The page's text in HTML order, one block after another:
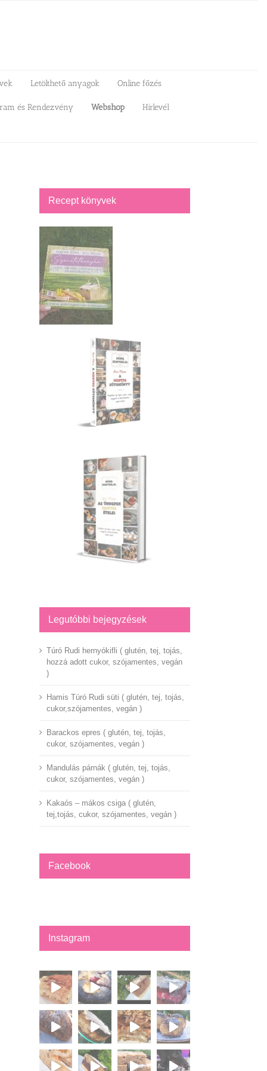
Letölthető anyagok Online főzés
és Rendezvény Webshop Hírlevél
Recept könyvek
Legutóbbi bejegyzések
Túró Rudi hernyókifli ( glutén, tej, tojás,
hozzá adott cukor, szójamentes, vegán
)
Hamis Túró Rudi süti ( glutén, tej, tojás,
cukor,szójamentes, vegán )
Barackos epres ( glutén, tej, tojás,
cukor, szójamentes, vegán )
Mandulás párnák ( glutén, tej, tojás,
cukor, szójamentes, vegán )
Kakaós – mákos csiga ( glutén,
tej,tojás, cukor, szójamentes, vegán )
Facebook
Instagram